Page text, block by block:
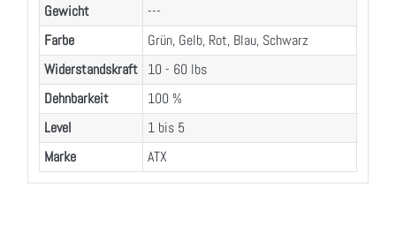
Gewicht
---
Farbe
Grün, Gelb, Rot, Blau, Schwarz
Widerstandskraft 10 - 60 lbs
Dehnbarkeit
100 %
Level
1 bis 5
Marke
ATX